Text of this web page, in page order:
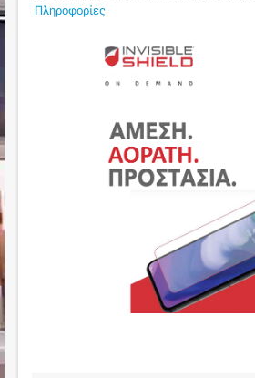
Πληροφορίες